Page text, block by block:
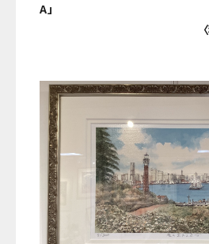
A」
〈税込〉